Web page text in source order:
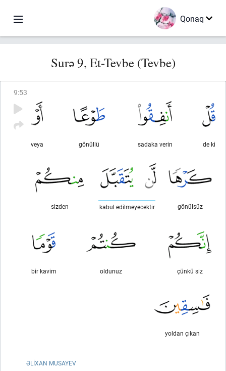
Qonaq
Surə 9, Et-Tevbe (Tevbe)
9:53
de ki
sadaka verin
gönüllü
veya
gönülsüz
kabul edilmeyecektir
sizden
çünkü siz
oldunuz
bir kavim
yoldan çıkan
ƏLIXAN MUSAYEV